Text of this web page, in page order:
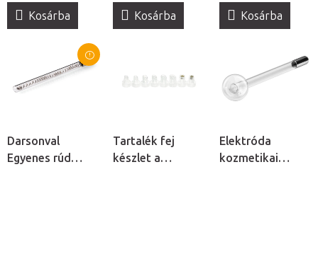
Kosárba
Kosárba
Kosárba
Darsonval
Egyenes rúd
Tartalék fej
készlet a
Elektróda
kozmetikai